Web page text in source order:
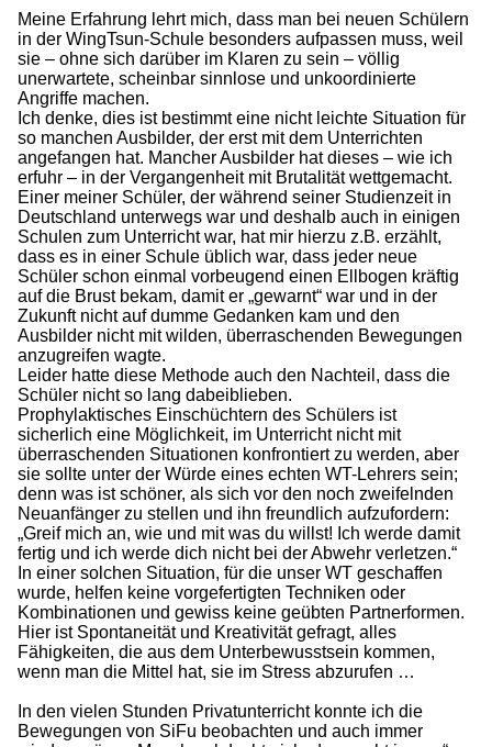
Meine Erfahrung lehrt mich, dass man bei neuen Schülern
in der WingTsun-Schule besonders aufpassen muss, weil
sie – ohne sich darüber im Klaren zu sein – völlig
unerwartete, scheinbar sinnlose und unkoordinierte
Angriffe machen.
Ich denke, dies ist bestimmt eine nicht leichte Situation für
so manchen Ausbilder, der erst mit dem Unterrichten
angefangen hat. Mancher Ausbilder hat dieses – wie ich
erfuhr – in der Vergangenheit mit Brutalität wettgemacht.
Einer meiner Schüler, der während seiner Studienzeit in
Deutschland unterwegs war und deshalb auch in einigen
Schulen zum Unterricht war, hat mir hierzu z.B. erzählt,
dass es in einer Schule üblich war, dass jeder neue
Schüler schon einmal vorbeugend einen Ellbogen kräftig
auf die Brust bekam, damit er „gewarnt“ war und in der
Zukunft nicht auf dumme Gedanken kam und den
Ausbilder nicht mit wilden, überraschenden Bewegungen
anzugreifen wagte.
Leider hatte diese Methode auch den Nachteil, dass die
Schüler nicht so lang dabeiblieben.
Prophylaktisches Einschüchtern des Schülers ist
sicherlich eine Möglichkeit, im Unterricht nicht mit
überraschenden Situationen konfrontiert zu werden, aber
sie sollte unter der Würde eines echten WT-Lehrers sein;
denn was ist schöner, als sich vor den noch zweifelnden
Neuanfänger zu stellen und ihn freundlich aufzufordern:
„Greif mich an, wie und mit was du willst! Ich werde damit
fertig und ich werde dich nicht bei der Abwehr verletzen.“
In einer solchen Situation, für die unser WT geschaffen
wurde, helfen keine vorgefertigten Techniken oder
Kombinationen und gewiss keine geübten Partnerformen.
Hier ist Spontaneität und Kreativität gefragt, alles
Fähigkeiten, die aus dem Unterbewusstsein kommen,
wenn man die Mittel hat, sie im Stress abzurufen …
In den vielen Stunden Privatunterricht konnte ich die
Bewegungen von SiFu beobachten und auch immer